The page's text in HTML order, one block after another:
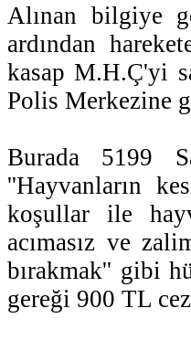
Alınan bilgiye
ardından
kasap M.H.Ç'yi
Polis Merkezine
Burada 5199
''Hayvanların
koşullar ile
acımasız ve
bırakmak'' gibi
gereği 900 TL